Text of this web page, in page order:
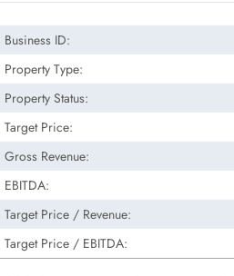
Business ID:
Property Type:
Property Status:
Target Price:
Gross Revenue:
EBITDA:
Target Price / Revenue:
Target Price / EBITDA: